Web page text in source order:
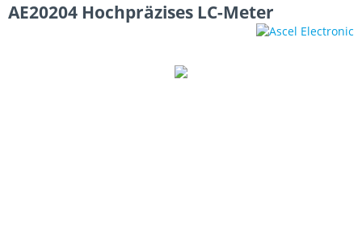
AE20204 Hochpräzises LC-Meter